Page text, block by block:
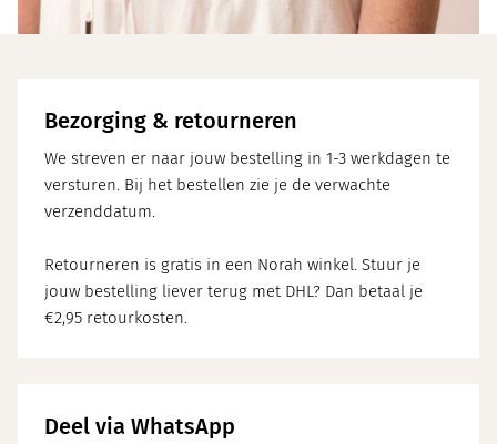
Bezorging & retourneren
We streven er naar jouw bestelling in 1-3 werkdagen te
versturen. Bij het bestellen zie je de verwachte
verzenddatum.
Retourneren is gratis in een Norah winkel. Stuur je
jouw bestelling liever terug met DHL? Dan betaal je
€2,95 retourkosten.
Deel via WhatsApp